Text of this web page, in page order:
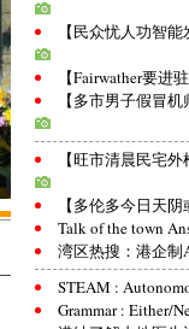
两项赴美提前
续推进增跨
【民众忧人功智
【Fairwather要进
【多市男子假冒
【旺市清晨民宅
【多伦多今日天
Talk of the town
湾区热搜：港企
STEAM :
Grammar : Either/